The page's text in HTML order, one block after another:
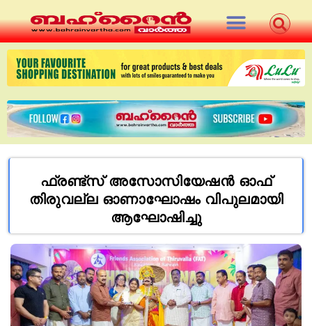
ഫ്രണ്ട്സ് അസോസിയേഷന്‍ ഓഫ്
തിരുവല്ല ഓണാഘോഷം വിപുലമായി
ആഘോഷിച്ചു